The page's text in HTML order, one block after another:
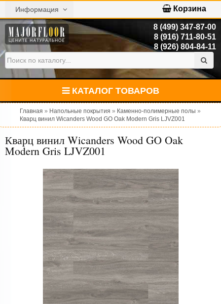
Информация Корзина
8 (499) 347-87-00
8 (916) 711-80-51
8 (926) 804-84-11
КАТАЛОГ ТОВАРОВ
Главная » Напольные покрытия » Каменно-полимерные полы »
Кварц винил Wicanders Wood GO Oak Modern Gris LJVZ001
Кварц винил Wicanders Wood GO Oak
Modern Gris LJVZ001